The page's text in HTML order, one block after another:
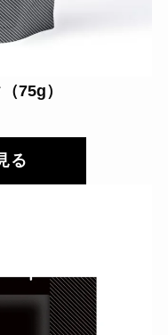
75g）
る